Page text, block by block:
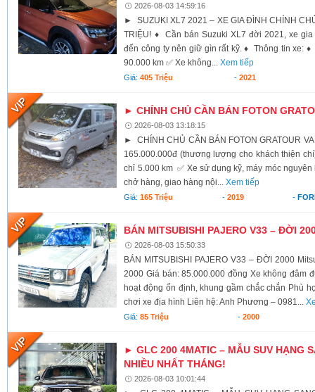
2026-08-03 14:59:16
► SUZUKI XL7 2021 – XE GIA ĐÌNH CHÍNH
TRIỆU! ♦ Cần bán Suzuki XL7 đời 2021, xe
đến công ty nên giữ gìn rất kỹ. ♦ Thông tin xe:
90.000 km ✅ Xe không...Xem tiếp
Giá:405 Triệu - 2021
► CHÍNH CHỦ CẦN BÁN FOTON
2026-08-03 13:18:15
► CHÍNH CHỦ CẦN BÁN FOTON GRATOUR
165.000.000đ (thương lượng cho khách thiện
chỉ 5.000 km ✅ Xe sử dụng kỹ, máy móc
chở hàng, giao hàng nội...Xem tiếp
Giá:165 Triệu - 2019 -
BÁN MITSUBISHI PAJERO V33 – ĐỜI
2026-08-03 15:50:33
BÁN MITSUBISHI PAJERO V33 – ĐỜI 2000
2000 Giá bán: 85.000.000 đồng Xe không đâm
hoạt động ổn định, khung gầm chắc chắn Phù
chơi xe địa hình Liên hệ: Anh Phương – 0981...
Giá:85 Triệu -2000
► GLC 200 4MATIC – MẪU SUV HẠNG
NHIỀU NHẤT THÁNG!
2026-08-03 10:01:44